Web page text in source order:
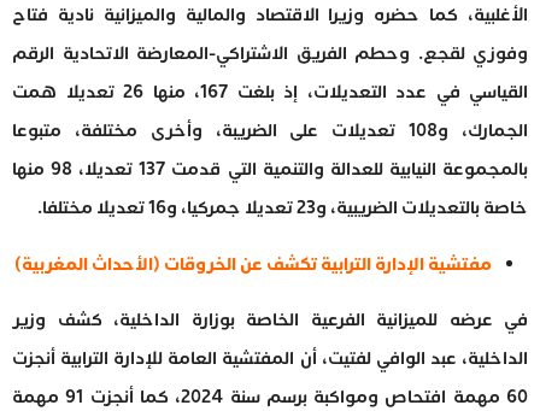
الأغلبية، كما حضره وزيرا الاقتصاد والمالية والميزانية نادية فتاح
وفوزي لقجع. وحطم الفريق الاشتراكي-المعارضة الاتحادية الرقم
القياسي في عدد التعديلات، إذ بلغت 167، منها 26 تعديلا همت
الجمارك، و108 تعديلات على الضريبة، وأخرى مختلفة، متبوعا
بالمجموعة النيابية للعدالة والتنمية التي قدمت 137 تعديلا، 98 منها
خاصة بالتعديلات الضريبية، و23 تعديلا جمركيا، و16 تعديلا مختلفا.
مفتشية الإدارة الترابية تكشف عن الخروقات (الأحداث المغربية)
في عرضه للميزانية الفرعية الخاصة بوزارة الداخلية، كشف وزير
الداخلية، عبد الوافي لفتيت، أن المفتشية العامة للإدارة الترابية أنجزت
60 مهمة افتحاص ومواكبة برسم سنة 2024، كما أنجزت 91 مهمة